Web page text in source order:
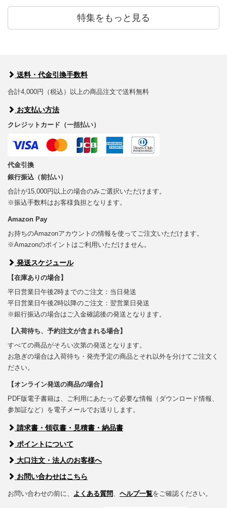
特集をもっと見る
送料・代金引換手数料
合計4,000円（税込）以上の商品注文で送料無料
お支払い方法
クレジットカード（一括払い）
代金引換
銀行振込（前払い）
合計が15,000円以上の場合のみご選択いただけます。
※振込手数料はお客様負担となります。
Amazon Pay
お持ちのAmazonアカウントの情報を使ってご注文いただけます。
※Amazonのポイントはご利用いただけません。
発送スケジュール
【在庫ありの場合】
平日営業日午後2時までのご注文：当日発送
平日営業日午後2時以降のご注文：翌営業日発送
※銀行振込の場合はご入金確認後の発送となります。
【入荷待ち、予約注文が含まれる場合】
すべての商品がそろい次第の発送となります。
お急ぎの場合は入荷待ち・発売予定の商品とそれ以外を分けてご注文く
ださい。
【オンライン発送の商品の場合】
PDF版電子書籍は、ご利用にあたって必要な情報（ダウンロード情報、
参加証など）を電子メールでお送りします。
請求書・領収書・見積書・納品書
ポイントについて
大口注文・法人のお客様へ
お問い合わせはこちら
お問い合わせの前に、 よくある質問、 ヘルプ一覧をご確認ください。